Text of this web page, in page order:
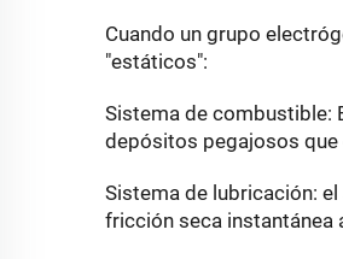
Cuando un grupo
"estáticos":
Sistema de combustible:
depósitos pegajosos
Sistema de lubricación:
fricción seca instantánea